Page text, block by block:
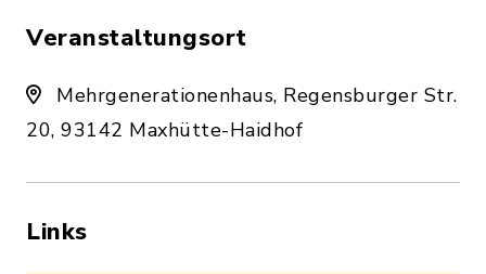
Veranstaltungsort
Mehrgenerationenhaus, Regensburger Str.
20, 93142 Maxhütte-Haidhof
Links